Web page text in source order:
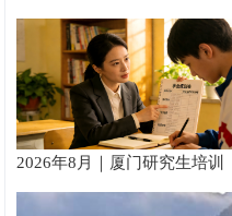
教学如何炼成
2026年8月｜厦门研究生培训
推荐